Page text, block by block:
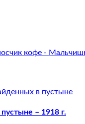
кофе -
– 1918 г.